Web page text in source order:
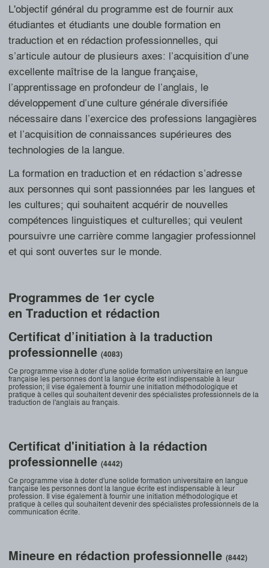
L'objectif général du programme est de fournir aux
étudiantes et étudiants une double formation en
traduction et en rédaction professionnelles, qui
s’articule autour de plusieurs axes: l’acquisition d’une
excellente maîtrise de la langue française,
l’apprentissage en profondeur de l’anglais, le
développement d’une culture générale diversifiée
nécessaire dans l’exercice des professions langagières
et l’acquisition de connaissances supérieures des
technologies de la langue.
La formation en traduction et en rédaction s’adresse
aux personnes qui sont passionnées par les langues et
les cultures; qui souhaitent acquérir de nouvelles
compétences linguistiques et culturelles; qui veulent
poursuivre une carrière comme langagier professionnel
et qui sont ouvertes sur le monde.
Programmes de 1er cycle
en Traduction et rédaction
Certificat d’initiation à la traduction
professionnelle(4083)
Ce programme vise à doter d'une solide formation universitaire en langue
française les personnes dont la langue écrite est indispensable à leur
profession; il vise également à fournir une initiation méthodologique et
pratique à celles qui souhaitent devenir des spécialistes professionnels de la
traduction de l'anglais au français.
Certificat d'initiation à la rédaction
professionnelle(4442)
Ce programme vise à doter d'une solide formation universitaire en langue
française les personnes dont la langue écrite est indispensable à leur
profession. Il vise également à fournir une initiation méthodologique et
pratique à celles qui souhaitent devenir des spécialistes professionnels de la
communication écrite.
Mineure en rédaction professionnelle(8442)